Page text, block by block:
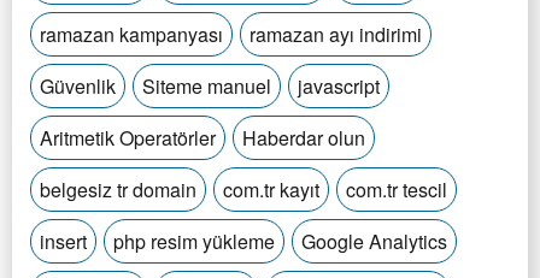
ramazan kampanyası
ramazan ayı indirimi
Güvenlik
Siteme manuel
javascript
Aritmetik Operatörler
Haberdar olun
belgesiz tr domain
com.tr kayıt
com.tr tescil
insert
php resim yükleme
Google Analytics